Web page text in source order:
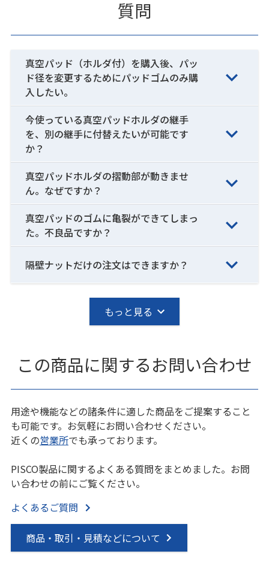
質問
真空パッド（ホルダ付）を購入後、パッ
ド径を変更するためにパッドゴムのみ購
入したい。
今使っている真空パッドホルダの継手
を、別の継手に付替えたいが可能です
か？
真空パッドホルダの摺動部が動きませ
ん。なぜですか？
真空パッドのゴムに亀裂ができてしまっ
た。不良品ですか？
隔壁ナットだけの注文はできますか？
もっと見る
この商品に関するお問い合わせ
用途や機能などの諸条件に適した商品をご提案すること
も可能です。お気軽にお問い合わせください。
近くの営業所でも承っております。
PISCO製品に関するよくある質問をまとめました。お問
い合わせの前にご覧ください。
よくあるご質問
商品・取引・見積などについて